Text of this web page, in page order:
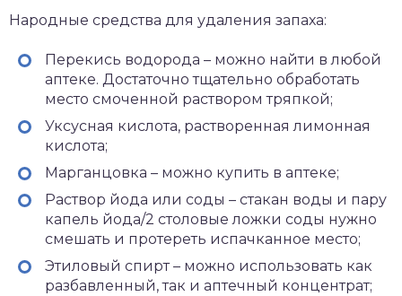
Народные средства для удаления запаха:
Перекись водорода – можно найти в любой
аптеке. Достаточно тщательно обработать
место смоченной раствором тряпкой;
Уксусная кислота, растворенная лимонная
кислота;
Марганцовка – можно купить в аптеке;
Раствор йода или соды – стакан воды и пару
капель йода/2 столовые ложки соды нужно
смешать и протереть испачканное место;
Этиловый спирт – можно использовать как
разбавленный, так и аптечный концентрат;